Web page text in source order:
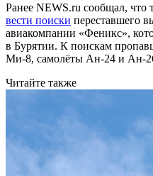
Ранее NEWS.ru сообщал, что
вести поиски переставшего
авиакомпании «Феникс»,
в Бурятии. К поискам
Ми-8, самолёты Ан-24 и Ан-
Читайте также